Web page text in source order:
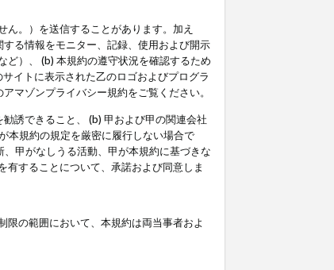
。）を送信することがあります。加え
る情報をモニター、記録、使用および開示
）、 (b) 本規約の遵守状況を確認するため
イトに表示された乙のロゴおよびプログラ
アマゾンプライバシー規約をご覧ください。
誘できること、 (b) 甲および甲の関連会社
本規約の規定を厳密に履行しない場合で
甲がなしうる活動、甲が本規約に基づきな
することについて、承諾および同意しま
の範囲において、本規約は両当事者およ